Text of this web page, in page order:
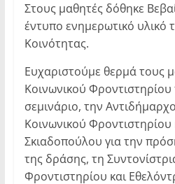
Στους μαθητές δόθηκε
έντυπο ενημερωτικό υλικό
Κοινότητας.
Ευχαριστούμε θερμά τους
Κοινωνικού
σεμινάριο, την
Κοινωνικού Φροντιστηρίου
Σκιαδοπούλου για την
της δράσης, τη
Φροντιστηρίου και